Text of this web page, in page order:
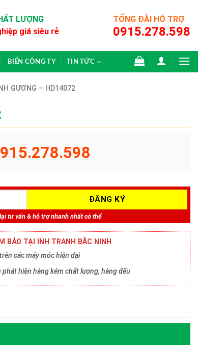
LƯỢNG
giá siêu rẻ
TỔNG ĐÀI HỖ TRỢ
0915.278.598
BIỂN CÔNG TY TIN TỨC
GƯƠNG – HD14072
tư vấn & hỗ trợ nhanh nhất có thể
BẢO TẠI INH TRANH BẮC NINH
các máy móc hiện đại
hiện hàng kém chất lượng, hàng đểu